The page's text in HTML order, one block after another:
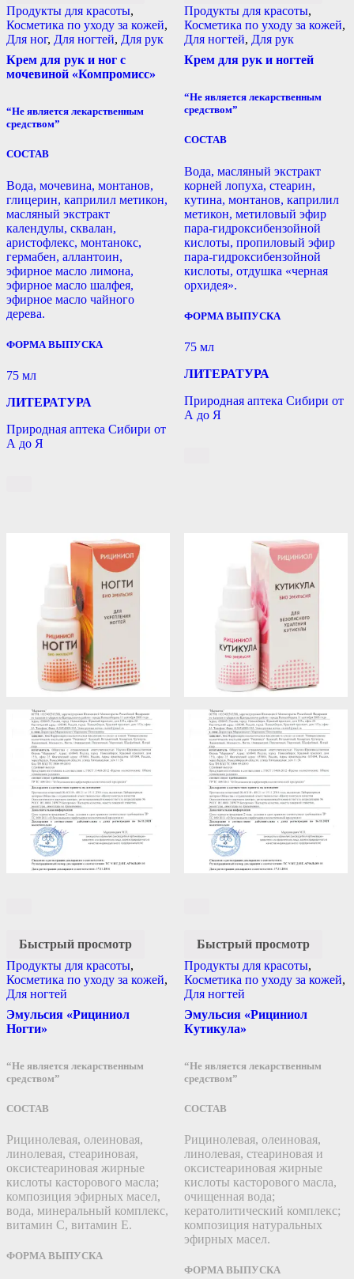
Продукты для красоты,
Косметика по уходу за кожей,
Для ног, Для ногтей, Для рук
Крем для рук и ног с
мочевиной «Компромисс»
“Не является лекарственным
средством”
СОСТАВ
Вода, мочевина, монтанов,
глицерин, каприлил метикон,
масляный экстракт
календулы, сквалан,
аристофлекс, монтанокс,
гермабен, аллантоин,
эфирное масло лимона,
эфирное масло шалфея,
эфирное масло чайного
дерева.
ФОРМА ВЫПУСКА
75 мл
ЛИТЕРАТУРА
Природная аптека Сибири от
А до Я
Продукты для красоты,
Косметика по уходу за кожей,
Для ногтей, Для рук
Крем для рук и ногтей
“Не является лекарственным
средством”
СОСТАВ
Вода, масляный экстракт
корней лопуха, стеарин,
кутина, монтанов, каприлил
метикон, метиловый эфир
пара-гидроксибензойной
кислоты, пропиловый эфир
пара-гидроксибензойной
кислоты, отдушка «черная
орхидея».
ФОРМА ВЫПУСКА
75 мл
ЛИТЕРАТУРА
Природная аптека Сибири от
А до Я
Быстрый просмотр
Продукты для красоты,
Косметика по уходу за кожей,
Для ногтей
Эмульсия «Рициниол
Ногти»
“Не является лекарственным
средством”
СОСТАВ
Рицинолевая, олеиновая,
линолевая, стеариновая,
оксистеариновая жирные
кислоты касторового масла;
композиция эфирных масел,
вода, минеральный комплекс,
витамин С, витамин Е.
ФОРМА ВЫПУСКА
Быстрый просмотр
Продукты для красоты,
Косметика по уходу за кожей,
Для ногтей
Эмульсия «Рициниол
Кутикула»
“Не является лекарственным
средством”
СОСТАВ
Рицинолевая, олеиновая,
линолевая, стеариновая и
оксистеариновая жирные
кислоты касторового масла,
очищенная вода;
кератолитический комплекс;
композиция натуральных
эфирных масел.
ФОРМА ВЫПУСКА